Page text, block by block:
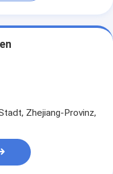
Zhejiang-Provinz,